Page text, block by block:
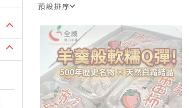
預設排序